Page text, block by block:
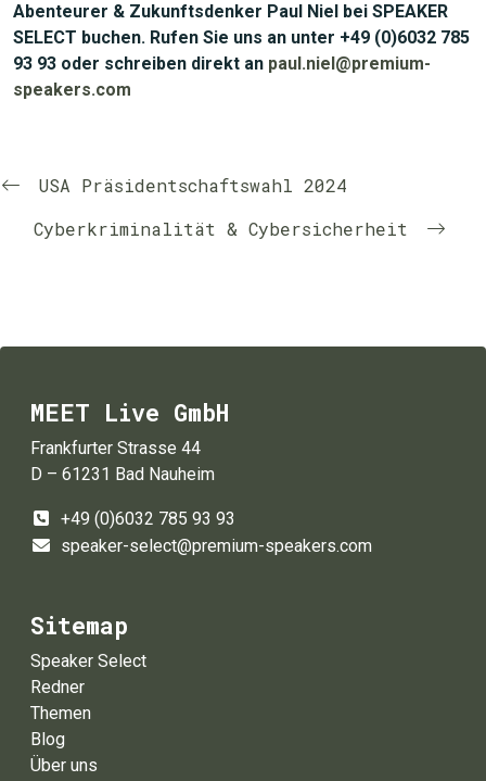
Abenteurer & Zukunftsdenker Paul Niel bei SPEAKER
SELECT buchen. Rufen Sie uns an unter +49 (0)6032 785
93 93 oder schreiben direkt an paul.niel@premium-
speakers.com
USA Präsidentschaftswahl 2024
Cyberkriminalität & Cybersicherheit
MEET Live GmbH
Frankfurter Strasse 44
D – 61231 Bad Nauheim
+49 (0)6032 785 93 93
speaker-select@premium-speakers.com
Sitemap
Speaker Select
Redner
Themen
Blog
Über uns